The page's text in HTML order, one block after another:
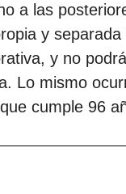
a las
y
y no
Lo mismo
cumple 96